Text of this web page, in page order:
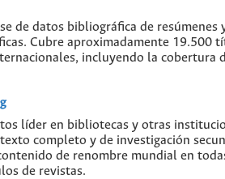
de datos bibliográfica de
Cubre aproximadamente 19.500
incluyendo la cobertura
líder en bibliotecas y otras
completo y de investigación
de renombre mundial en
de revistas.